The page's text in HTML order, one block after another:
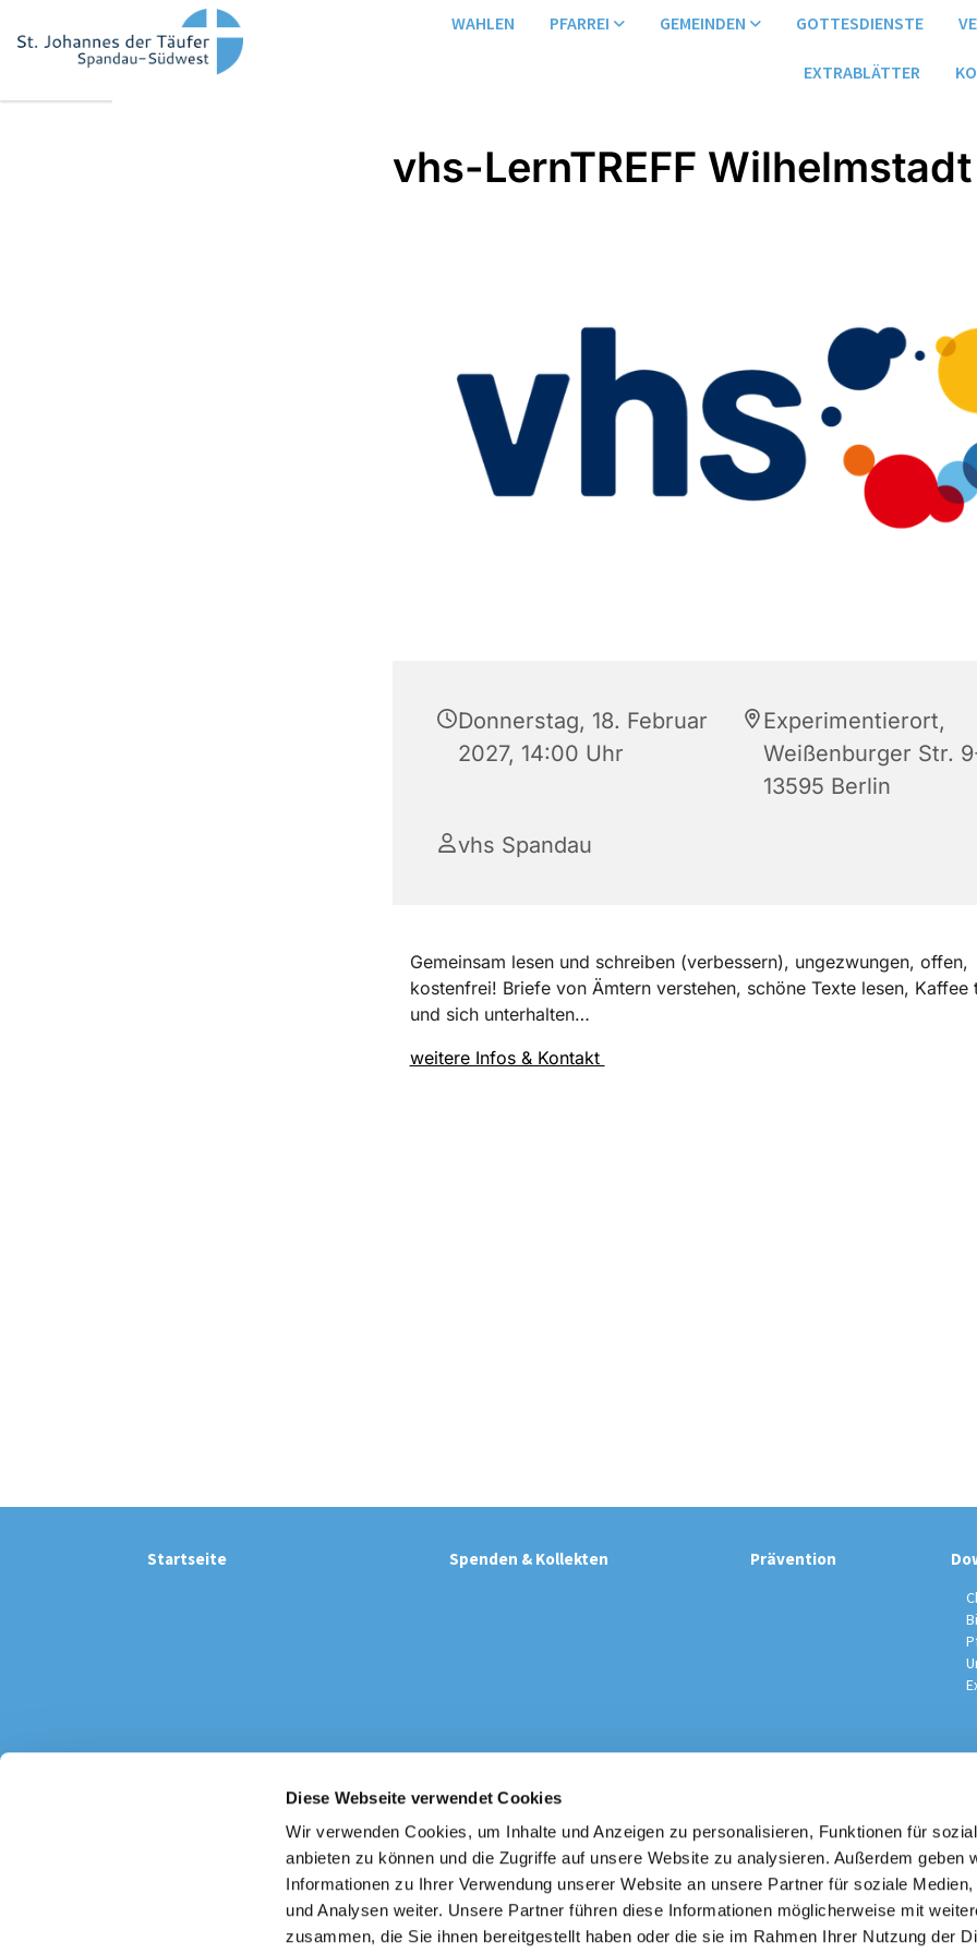
Diese Webseite verwendet Cookies
Wir verwenden Cookies, um Inhalte und Anzeigen zu personalisieren, Funktionen für
anbieten zu können und die Zugriffe auf unsere Website zu analysieren. Außerdem geben
Informationen zu Ihrer Verwendung unserer Website an unsere Partner für soziale Medien,
und Analysen weiter. Unsere Partner führen diese Informationen möglicherweise mit
zusammen, die Sie ihnen bereitgestellt haben oder die sie im Rahmen Ihrer Nutzung der
WAHLEN PFARREI GEMEINDEN GOTTESDIENSTE
EXTRABLÄTTER
vhs-LernTREFF Wilhelmstadt
Donnerstag, 18. Februar
2027, 14:00 Uhr
Experimentierort,
Weißenburger Str.
13595 Berlin
vhs Spandau
Gemeinsam lesen und schreiben (verbessern), ungezwungen, offen,
kostenfrei! Briefe von Ämtern verstehen, schöne Texte lesen, Kaffee
und sich unterhalten…
weitere Infos & Kontakt
Startseite Spenden & Kollekten Prävention
Katholische Kirchengemeinde / Pfarrei St. Johannes der Täufer
Am Kiesteich 50, 13589 Berlin
030 – 373 22 16
info@st-johannes-spandau.de
Kontakt|Impressum |Datenschutzhinweise|Erzbistum Berlin